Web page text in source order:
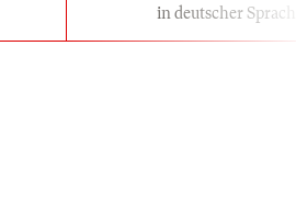
in deutscher Sprache